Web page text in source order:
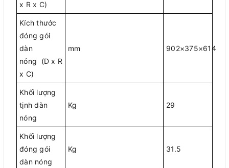
x R x C)
Kích thước
đóng gói
dàn
nóng (D x R
x C)
mm 902×375×614
Khối lượng
tịnh dàn
nóng
Kg 29
Khối lượng
đóng gói
dàn nóng
Kg 31.5